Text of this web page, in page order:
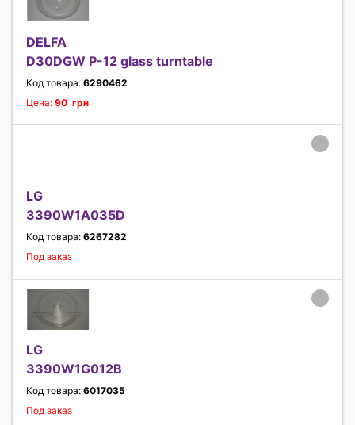
DELFA
D30DGW P-12 glass turntable
Код товара: 6290462
Цена: 90 грн
LG
3390W1A035D
Код товара: 6267282
Под заказ
LG
3390W1G012B
Код товара: 6017035
Под заказ